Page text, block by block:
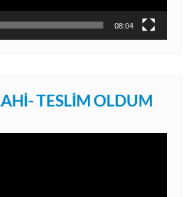
08:04
TESLIM OLDUM